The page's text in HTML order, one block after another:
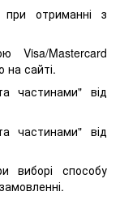
отриманні з
Visa/Mastercard
на сайті.
частинами" від
частинами" від
виборі способу